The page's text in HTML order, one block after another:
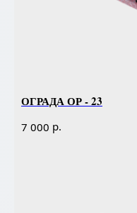
ОГРАДА ОР - 23
7 000 р.